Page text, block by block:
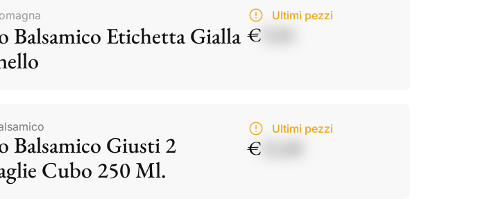
Balsamico Etichetta Gialla
Ultimi pezzi
€
Balsamico Giusti 2
Cubo 250 Ml.
Ultimi pezzi
€